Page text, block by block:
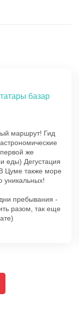
базар
маршрут! Гид
же
еды) Дегустация
Цуме также море
уникальных!
пребывания -
разом, так еще